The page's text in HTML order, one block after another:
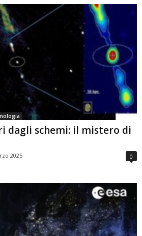
dagli schemi: il mistero di
2025 0